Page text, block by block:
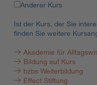
Anderer Kurs
Ist der Kurs, der Sie
finden Sie weitere
Akademie für
Bildung auf Kurs
bzbs Weiterbildung
Effect Stiftung